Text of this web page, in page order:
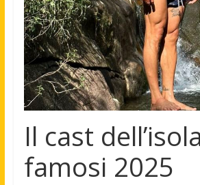
Il cast
famosi 2025